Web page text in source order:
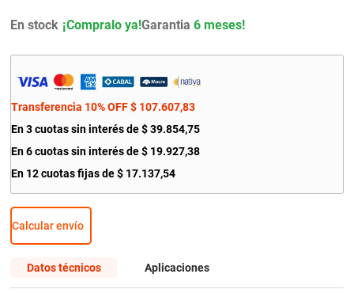
En stock Garantia 6 meses!
Transferencia 10% OFF $ 107.607,83
En 3 cuotas sin interés de $ 39.854,75
En 6 cuotas sin interés de$ 19.927,38
En 12 cuotas fijas de $ 17.137,54
Calcular envío
Datos técnicos Aplicaciones
10
amortiguador